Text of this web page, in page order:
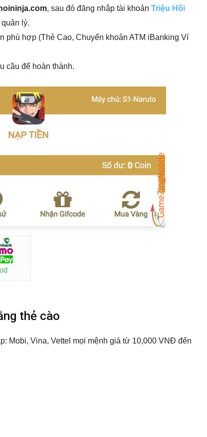
, sau đó đăng nhập tài khoản Triệu Hồi
lý.
phù hợp (Thẻ Cao, Chuyển khoản ATM iBanking Ví
cầu để hoàn thành.
thẻ cào
Mobi, Vina, Vettel mọi mệnh giá từ 10,000 VNĐ đến